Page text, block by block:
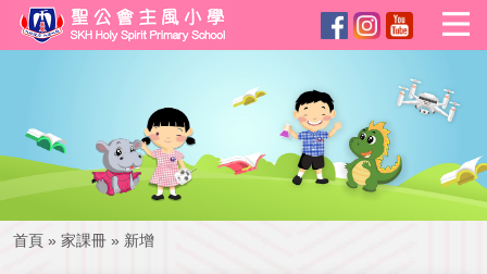
首頁 » 家課冊 » 新增